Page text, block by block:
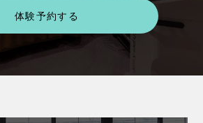
体験予約する